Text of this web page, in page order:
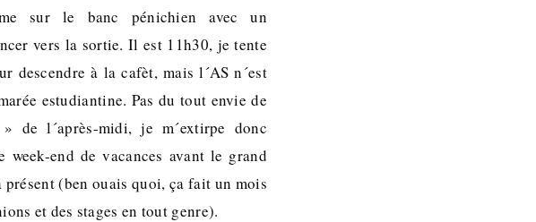
sur le banc pénichien avec un
vers la sortie. Il est 11h30, je tente
descendre à la cafèt, mais l´AS n´est
estudiantine. Pas du tout envie de
de l´après-midi, je m´extirpe donc
end de vacances avant le grand
(ben ouais quoi, ça fait un mois
et des stages en tout genre).